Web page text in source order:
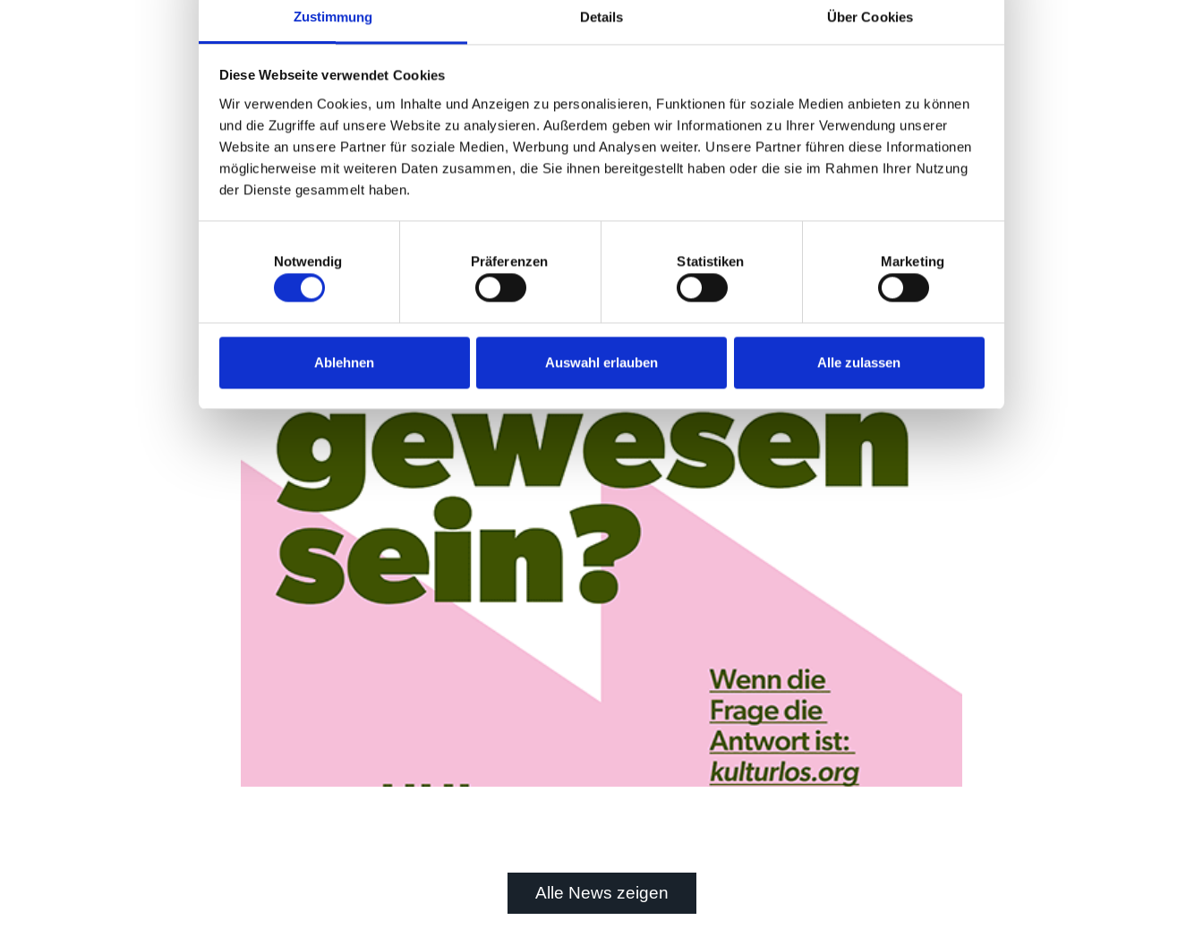
Zustimmung Details Über Cookies
Diese Webseite verwendet Cookies
Wir verwenden Cookies, um Inhalte und Anzeigen zu personalisieren, Funktionen für soziale Medien anbieten zu können
und die Zugriffe auf unsere Website zu analysieren. Außerdem geben wir Informationen zu Ihrer Verwendung unserer
Website an unsere Partner für soziale Medien, Werbung und Analysen weiter. Unsere Partner führen diese Informationen
möglicherweise mit weiteren Daten zusammen, die Sie ihnen bereitgestellt haben oder die sie im Rahmen Ihrer Nutzung
der Dienste gesammelt haben.
Notwendig
Präferenzen Statistiken Marketing
Ablehnen Auswahl erlauben Alle zulassen
Zentrale Kommunikationsplattform der Kampagne ist die Website: Der Klick auf die Homepage
www.kulturlos.org
lohnt sich! Außerdem geht die Kampagne mit weiteren Aktionen auf
an den Start. Unter
dem Hashtag #kulturlos wird in Sozialen Netzwerken zu einem breiten Austausch über die aktuelle Situation von
Alle News zeigen